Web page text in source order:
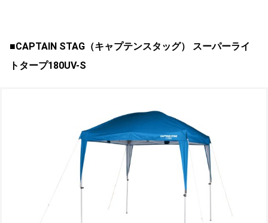
■CAPTAIN STAG（キャプテンスタッグ） スーパーライ
トタープ180UV-S